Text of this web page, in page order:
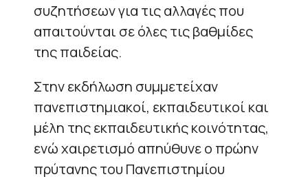
συζητήσεων για τις αλλαγές που
απαιτούνται σε όλες τις βαθμίδες
της παιδείας.
Στην εκδήλωση συμμετείχαν
πανεπιστημιακοί, εκπαιδευτικοί και
μέλη της εκπαιδευτικής κοινότητας,
ενώ χαιρετισμό απηύθυνε ο πρώην
πρύτανης του Πανεπιστημίου